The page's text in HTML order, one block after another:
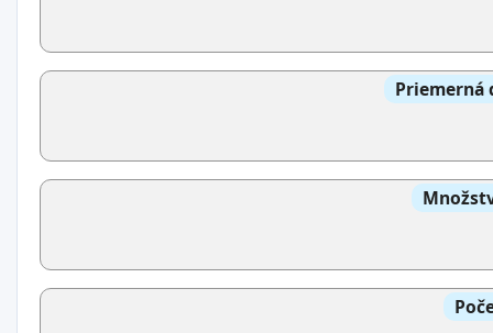
Priemerná